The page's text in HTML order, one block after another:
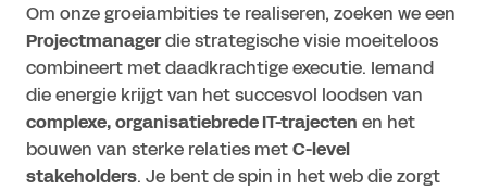
Om onze groeiambities te realiseren, zoeken we een
Projectmanagerdie strategische visie moeiteloos
combineert met daadkrachtige executie. Iemand
die energie krijgt van het succesvol loodsen van
complexe, organisatiebrede IT-trajecten en het
bouwen van sterke relaties metC-level
stakeholders. Je bent de spin in het web die zorgt